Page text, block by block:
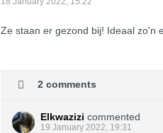
Ze staan er gezond bij! Ideaal zo'n
2 comments
Elkwazizi commented
19 January 2022, 19:31